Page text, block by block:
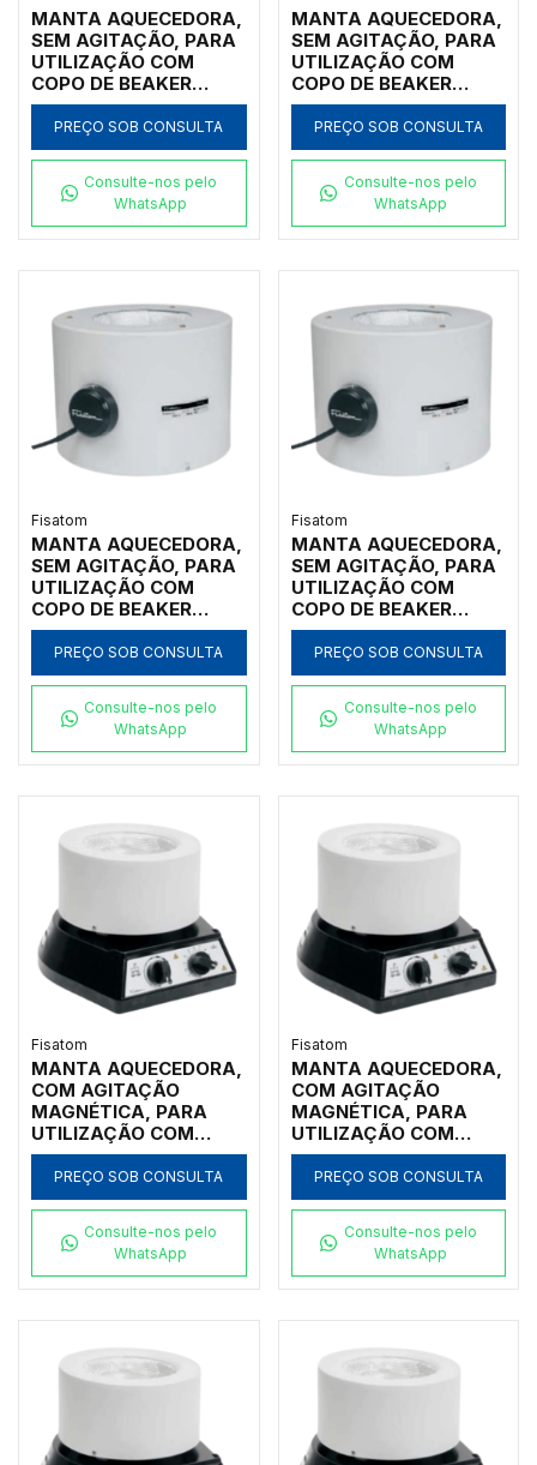
MANTA AQUECEDORA,
SEM AGITAÇÃO, PARA
UTILIZAÇÃO COM
COPO DE BEAKER
FORMA BAIXA DE
600ML, COM
REGULADOR
POTÊNCIA ATÉ 300ºC,
CLASSE 300, 220V -
MODELO 000672
PREÇO SOB CONSULTA
Consulte-nos pelo
WhatsApp
MANTA AQUECEDORA,
SEM AGITAÇÃO, PARA
UTILIZAÇÃO COM
COPO DE BEAKER
FORMA BAIXA DE
400ML, COM
REGULADOR
POTÊNCIA ATÉ 300ºC,
CLASSE 300, 220V -
MODELO 000472
PREÇO SOB CONSULTA
Consulte-nos pelo
WhatsApp
Fisatom
MANTA AQUECEDORA,
SEM AGITAÇÃO, PARA
UTILIZAÇÃO COM
COPO DE BEAKER
FORMA BAIXA DE
250ML, COM
REGULADOR
POTÊNCIA ATÉ 300ºC,
CLASSE 300, 220V -
MODELO 000272
PREÇO SOB CONSULTA
Consulte-nos pelo
WhatsApp
Fisatom
MANTA AQUECEDORA,
SEM AGITAÇÃO, PARA
UTILIZAÇÃO COM
COPO DE BEAKER
FORMA BAIXA DE
1.000ML, COM
REGULADOR
POTÊNCIA ATÉ 300ºC,
CLASSE 300, 220V -
MODELO 001072
PREÇO SOB CONSULTA
Consulte-nos pelo
WhatsApp
Fisatom
MANTA AQUECEDORA,
COM AGITAÇÃO
MAGNÉTICA, PARA
UTILIZAÇÃO COM
BALÕES DE FUNDO
REDONDO DE 2.000ML,
COM REGULADOR
ANALÓGICO
INCORPORADO
ROTAÇÃO E
300ºC, CLASSE 300,
220V - MODELO
0202M2
PREÇO SOB CONSULTA
Consulte-nos pelo
WhatsApp
Fisatom
MANTA AQUECEDORA,
COM AGITAÇÃO
MAGNÉTICA, PARA
UTILIZAÇÃO COM
BALÕES DE FUNDO
REDONDO DE 1.000ML,
COM REGULADOR
ANALÓGICO
INCORPORADO
ROTAÇÃO E
300ºC, CLASSE 300,
220V - MODELO
0102M2
PREÇO SOB CONSULTA
Consulte-nos pelo
WhatsApp